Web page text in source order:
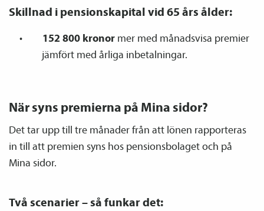
Skillnad i pensions­kapital vid 65 års ålder:
152 800 kronormer med månadsvisa premier
jämfört med årliga inbetalningar.
När syns premierna på Mina sidor?
Det tar upp till tre månader från att lönen rapporteras
in till att premien syns hos pensions­bolaget och på
Mina sidor.
Två scenarier – så funkar det: